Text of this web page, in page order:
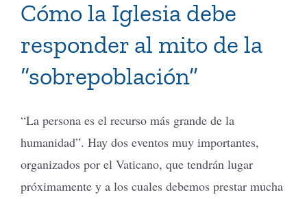
Cómo la Iglesia debe
responder al mito de la
“sobrepoblación”
“La persona es el recurso más grande de la
humanidad”. Hay dos eventos muy importantes,
organizados por el Vaticano, que tendrán lugar
próximamente y a los cuales debemos prestar mucha